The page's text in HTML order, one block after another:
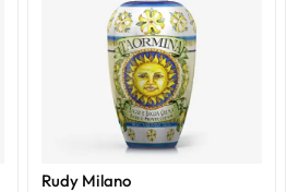
Rudy Milano